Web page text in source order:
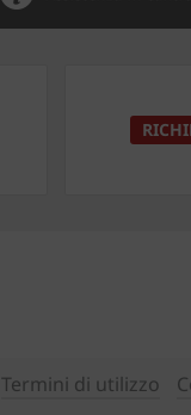
Termini di utilizzo